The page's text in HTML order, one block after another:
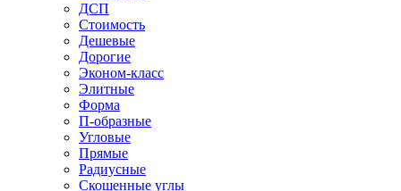
ДСП
Стоимость
Дешевые
Дорогие
Эконом-класс
Элитные
Форма
П-образные
Угловые
Прямые
Радиусные
Скошенные углы